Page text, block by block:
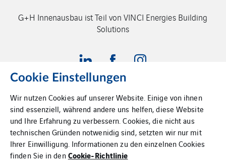
G+H Innenausbau ist Teil von VINCI Energies Building
Solutions
Impressum
Datenschutz
Cookies
Cookie Einstellungen
Wir nutzen Cookies auf unserer Website. Einige von ihnen
sind essenziell, während andere uns helfen, diese Website
und Ihre Erfahrung zu verbessern. Cookies, die nicht aus
technischen Gründen notwenidig sind, setzten wir nur mit
Ihrer Einwilligung. Informationen zu den einzelnen Cookies
finden Sie in denCookie-Richtlinie